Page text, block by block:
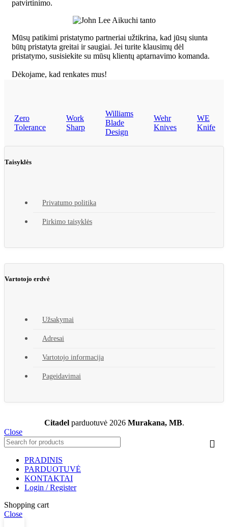
patvirtinimo.
Mūsų patikimi pristatymo partneriai užtikrina, kad jūsų siunta
būtų pristatyta greitai ir saugiai. Jei turite klausimų dėl
pristatymo, susisiekite su mūsų klientų aptarnavimo komanda.
Dėkojame, kad renkates mus!
Zero
Tolerance
Work
Sharp
Williams
Blade
Design
Wehr
Knives
WE
Knife
Taisyklės
Privatumo politika
Pirkimo taisyklės
Vartotojo erdvė
Užsakymai
Adresai
Vartotojo informacija
Pageidavimai
Citadelparduotuvė 2026 Murakana, MB.
Close
PRADINIS
PARDUOTUVĖ
KONTAKTAI
Login / Register
Shopping cart
Close